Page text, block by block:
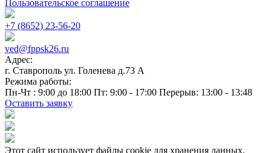
Пользовательское соглашение
+7 (8652) 23-56-20
ved@fppsk26.ru
Адрес:
г. Ставрополь ул. Голенева д.73 A
Режима работы:
Пн-Чт : 9:00 до 18:00 Пт: 9:00 - 17:00 Перерыв: 13:00 - 13:48
Оставить заявку
Этот сайт использует файлы cookie для хранения данных.